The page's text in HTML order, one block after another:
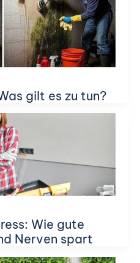
gilt es zu tun?
Wie gute
Nerven spart